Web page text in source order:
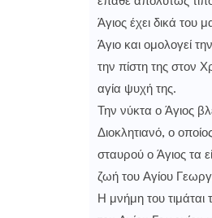
Άγιος έχει δικά του
Άγιο και ομολογεί
την πίστη της στον
αγία ψυχή της.
Την νύκτα ο Άγιος
Διοκλητιανό, ο
σταυρού ο Άγιος τα
ζωή του Αγίου
Η μνήμη του